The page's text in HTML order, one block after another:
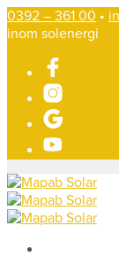
0392 – 361 00 •
inom solenergi